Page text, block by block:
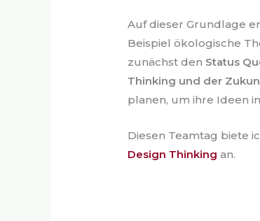
Auf dieser Grundlage
Beispiel ökologische
zunächst den Status
Thinking und der
planen, um ihre Ideen
Diesen Teamtag biete
Design Thinking an.